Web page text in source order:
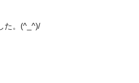
た。(^_^)/